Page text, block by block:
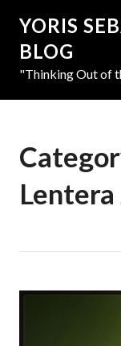
YORIS
BLOG
"Thinking Out of
Lentera